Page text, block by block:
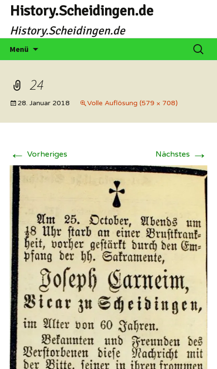
Zum
Inhalt
springen
History.Scheidingen.de
History.Scheidingen.de
Menü
Suchen
nach:
24
28. Januar 2018 Volle Auflösung (579 × 708)
← Vorheriges Nächstes →